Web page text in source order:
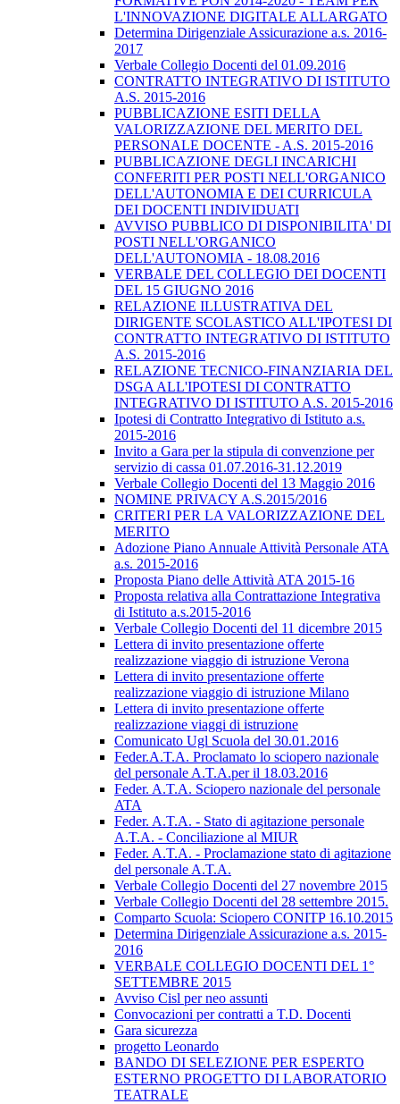
L'INNOVAZIONE DIGITALE ALLARGATO
Determina Dirigenziale Assicurazione a.s. 2016-
2017
Verbale Collegio Docenti del 01.09.2016
CONTRATTO INTEGRATIVO DI ISTITUTO
A.S. 2015-2016
PUBBLICAZIONE ESITI DELLA
VALORIZZAZIONE DEL MERITO DEL
PERSONALE DOCENTE - A.S. 2015-2016
PUBBLICAZIONE DEGLI INCARICHI
CONFERITI PER POSTI NELL'ORGANICO
DELL'AUTONOMIA E DEI CURRICULA
DEI DOCENTI INDIVIDUATI
AVVISO PUBBLICO DI DISPONIBILITA' DI
POSTI NELL'ORGANICO
DELL'AUTONOMIA - 18.08.2016
VERBALE DEL COLLEGIO DEI DOCENTI
DEL 15 GIUGNO 2016
RELAZIONE ILLUSTRATIVA DEL
DIRIGENTE SCOLASTICO ALL'IPOTESI DI
CONTRATTO INTEGRATIVO DI ISTITUTO
A.S. 2015-2016
RELAZIONE TECNICO-FINANZIARIA DEL
DSGA ALL'IPOTESI DI CONTRATTO
INTEGRATIVO DI ISTITUTO A.S. 2015-2016
Ipotesi di Contratto Integrativo di Istituto a.s.
2015-2016
Invito a Gara per la stipula di convenzione per
servizio di cassa 01.07.2016-31.12.2019
Verbale Collegio Docenti del 13 Maggio 2016
NOMINE PRIVACY A.S.2015/2016
CRITERI PER LA VALORIZZAZIONE DEL
MERITO
Adozione Piano Annuale Attività Personale ATA
a.s. 2015-2016
Proposta Piano delle Attività ATA 2015-16
Proposta relativa alla Contrattazione Integrativa
di Istituto a.s.2015-2016
Verbale Collegio Docenti del 11 dicembre 2015
Lettera di invito presentazione offerte
realizzazione viaggio di istruzione Verona
Lettera di invito presentazione offerte
realizzazione viaggio di istruzione Milano
Lettera di invito presentazione offerte
realizzazione viaggi di istruzione
Comunicato Ugl Scuola del 30.01.2016
Feder.A.T.A. Proclamato lo sciopero nazionale
del personale A.T.A.per il 18.03.2016
Feder. A.T.A. Sciopero nazionale del personale
ATA
Feder. A.T.A. - Stato di agitazione personale
A.T.A. - Conciliazione al MIUR
Feder. A.T.A. - Proclamazione stato di agitazione
del personale A.T.A.
Verbale Collegio Docenti del 27 novembre 2015
Verbale Collegio Docenti del 28 settembre 2015.
Comparto Scuola: Sciopero CONITP 16.10.2015
Determina Dirigenziale Assicurazione a.s. 2015-
2016
VERBALE COLLEGIO DOCENTI DEL 1°
SETTEMBRE 2015
Avviso Cisl per neo assunti
Convocazioni per contratti a T.D. Docenti
Gara sicurezza
progetto Leonardo
BANDO DI SELEZIONE PER ESPERTO
ESTERNO PROGETTO DI LABORATORIO
TEATRALE